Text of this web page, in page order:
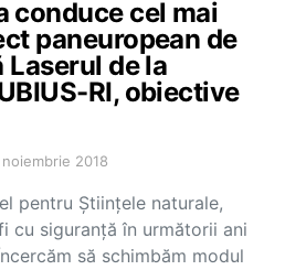
conduce cel mai
paneuropean de
Laserul de la
RI, obiective
noiembrie 2018
pentru Științele naturale,
cu siguranță în următorii ani
să schimbăm modul